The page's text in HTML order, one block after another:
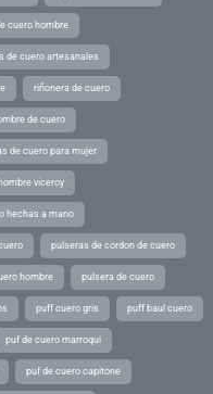
cuero hombre
de cuero artesanales
riñonera de cuero
de cuero
de cuero para mujer
viceroy
hechas a mano
pulseras de cordon de cuero
hombre pulsera de cuero
puff cuero gris puff baul cuero
puf de cuero marroqui
puf de cuero capitone